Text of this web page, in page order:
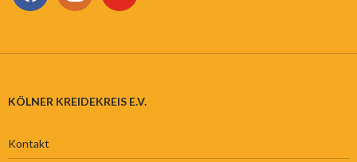
KÖLNER KREIDEKREIS E.V.
Kontakt